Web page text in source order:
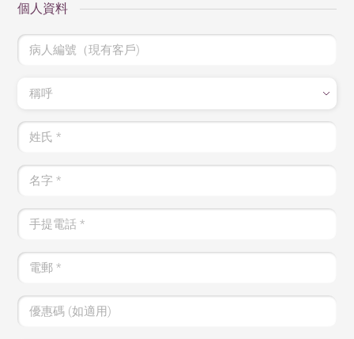
個人資料
病人編號（現有客戶)
稱呼
姓氏*
名字*
手提電話*
電郵*
優惠碼 (如適用)